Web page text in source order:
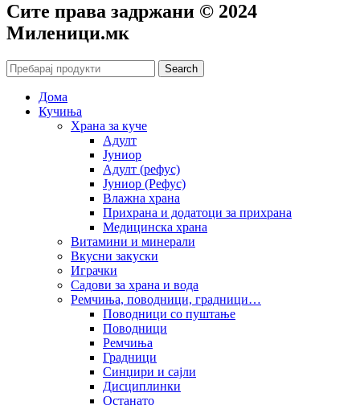
Сите права задржани © 2024
Mиленици.мк
Search
Дома
Кучиња
Храна за куче
Адулт
Јуниор
Адулт (рефус)
Јуниор (Рефус)
Влажна храна
Прихрана и додатоци за прихрана
Медицинска храна
Витамини и минерали
Вкусни закуски
Играчки
Садови за храна и вода
Ремчиња, поводници, градници…
Поводници со пуштање
Поводници
Ремчиња
Градници
Синџири и сајли
Дисциплинки
Останато